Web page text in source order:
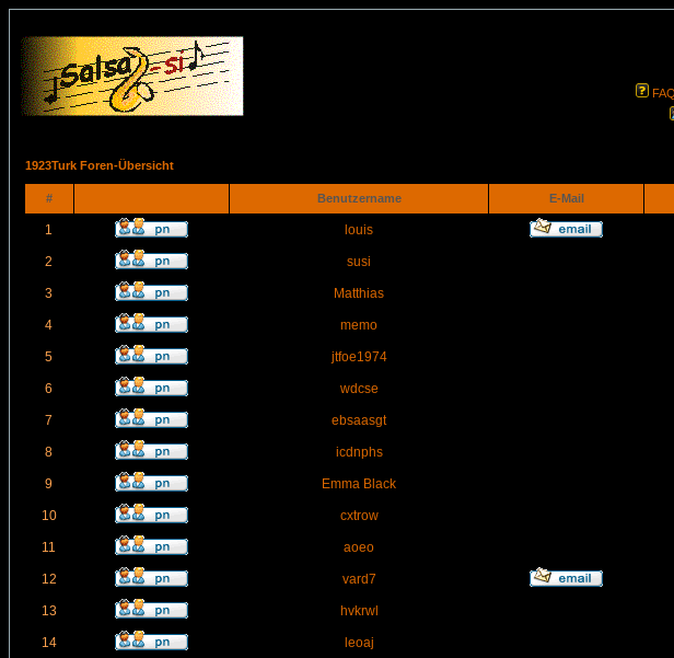
FAQ
1923Turk Foren-Übersicht
# Benutzername E-Mail
1 louis
2 susi
3 Matthias
4 memo
5 jtfoe1974
6 wdcse
7 ebsaasgt
8 icdnphs
9 Emma Black
10 cxtrow
11 aoeo
12 vard7
13 hvkrwl
14 leoaj